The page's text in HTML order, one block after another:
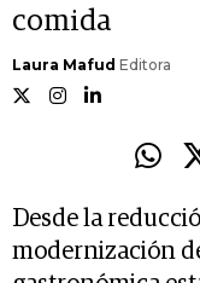
comida
Laura Mafud Editora
Desde la
modernización